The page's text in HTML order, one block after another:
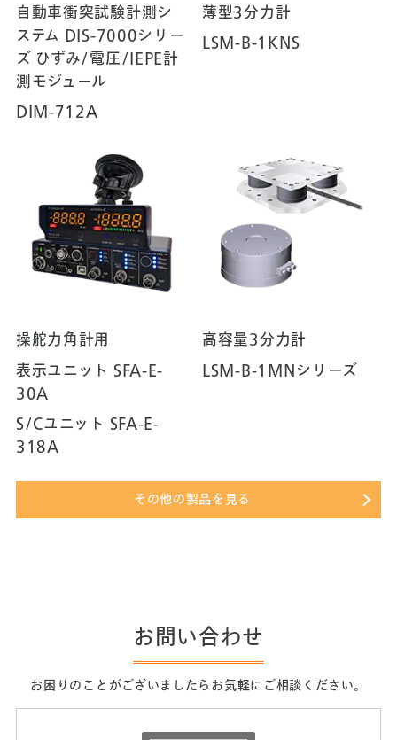
自動車衝突試験計測シ
ステム DIS-7000シリー
ズ ひずみ/電圧/IEPE計
測モジュール
DIM-712A
薄型3分力計
LSM-B-1KNS
操舵力角計用
表示ユニット SFA-E-
30A
S/Cユニット SFA-E-
318A
高容量3分力計
LSM-B-1MNシリーズ
その他の製品を見る
お問い合わせ
お困りのことがございましたらお気軽にご相談ください。